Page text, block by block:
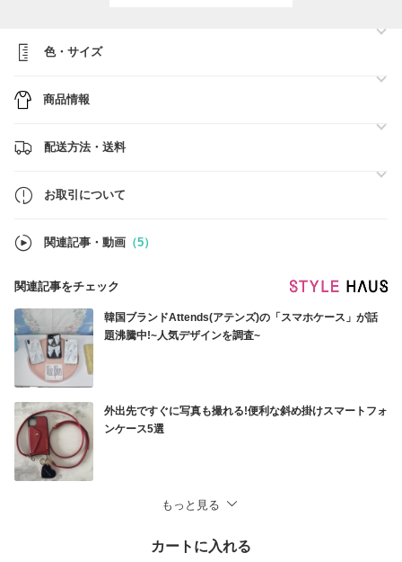
カートに入れる
ご注文後は、買付からお届けまで責任を持って対応いたしますので、初
めての方も安心してご利用ください。
どうぞよろしくお願いいたします。
●ご注文の前に【お取引について】【配送方法】の詳細を必ずご確認く
ださいませ。
レディース商品はこちらからご覧いただけます：
https://www.buyma.com/r/-C1001B5208904/
メンズ商品はこちらからご覧いただけます：
https://www.buyma.com/r/-C1002B5208904/
【mona shop】
色・サイズ
商品情報
配送方法・送料
お取引について
関連記事・動画 （5）
関連記事をチェック
韓国ブランドAttends(アテンズ)の「スマホケース」が話
題沸騰中!~人気デザインを調査~
外出先ですぐに写真も撮れる!便利な斜め掛けスマートフォ
ンケース5選
もっと見る